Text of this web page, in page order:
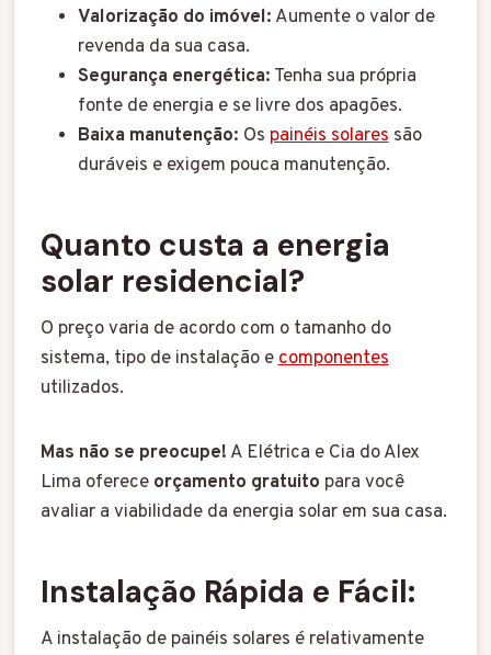
Valorização do imóvel: Aumente o valor de
revenda da sua casa.
Segurança energética: Tenha sua própria
fonte de energia e se livre dos apagões.
Baixa manutenção: Os painéis solaressão
duráveis e exigem pouca manutenção.
Quanto custa a energia
solar residencial?
O preço varia de acordo com o tamanho do
sistema, tipo de instalação ecomponentes
utilizados.
Mas não se preocupe! A Elétrica e Cia do Alex
Lima oferece orçamento gratuito para você
avaliar a viabilidade da energia solar em sua casa.
Instalação Rápida e Fácil:
A instalação de painéis solares é relativamente